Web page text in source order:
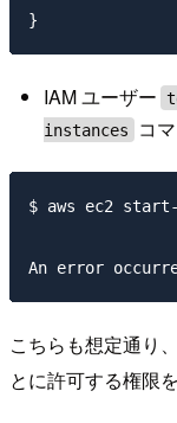
IAM ユーザー
instances
コ
$ aws ec2
こちらも想定通り
とに許可する権限